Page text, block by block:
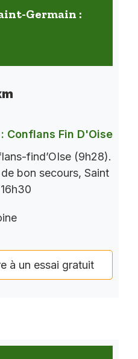
Germain :
Conflans Fin D'Oise
find’OIse (9h28).
bon secours, Saint
à un essai gratuit